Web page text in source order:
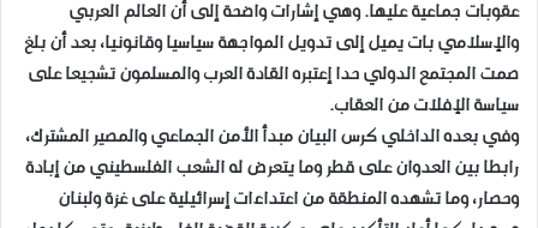
عقوبات جماعية عليها. وهي إشارات واضحة إلى أن العالم العربي
والإسلامي بات يميل إلى تدويل المواجهة سياسيا وقانونيا، بعد أن بلغ
صمت المجتمع الدولي حدا إعتبره القادة العرب والمسلمون تشجيعا على
سياسة الإفلات من العقاب.
وفي بعده الداخلي كرس البيان مبدأ الأمن الجماعي والمصير المشترك،
رابطا بين العدوان على قطر وما يتعرض له الشعب الفلسطيني من إبادة
وحصار، وما تشهده المنطقة من اعتداءات إسرائيلية على غزة ولبنان